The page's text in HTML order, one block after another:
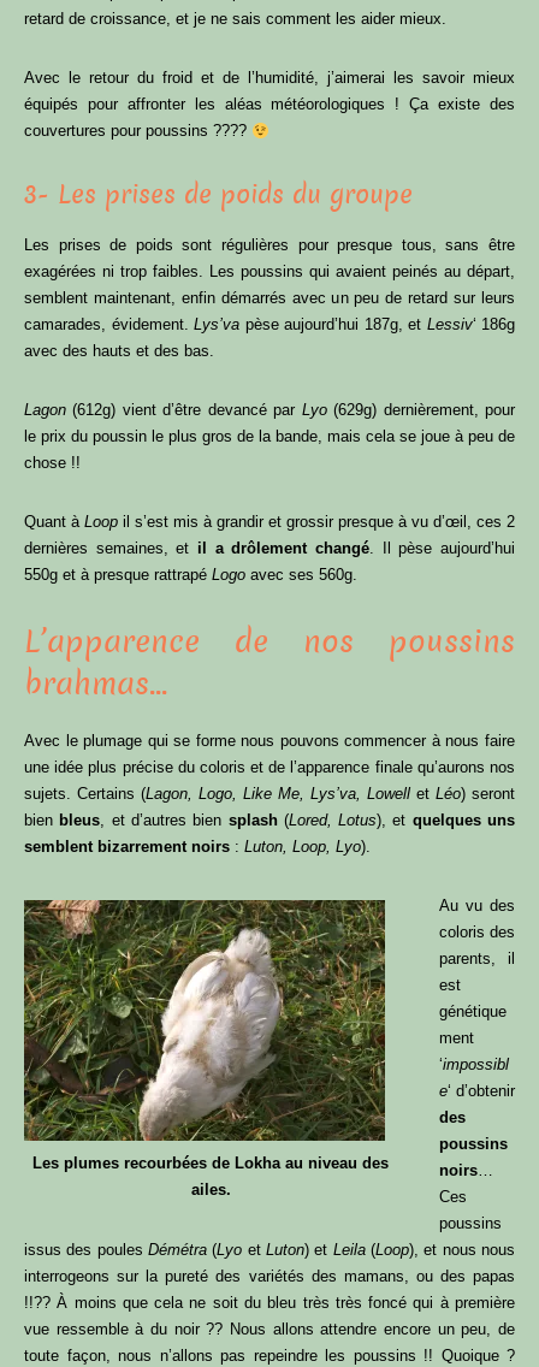
retard de croissance, et je ne sais comment les aider mieux.
Avec le retour du froid et de l’humidité, j’aimerai les savoir mieux
équipés pour affronter les aléas météorologiques ! Ça existe des
couvertures pour poussins ????
3- Les prises de poids du groupe
Les prises de poids sont régulières pour presque tous, sans être
exagérées ni trop faibles. Les poussins qui avaient peinés au départ,
semblent maintenant, enfin démarrés avec un peu de retard sur leurs
camarades, évidement. Lys’va pèse aujourd’hui 187g, et Lessiv‘ 186g
avec des hauts et des bas.
Lagon(612g) vient d’être devancé par Lyo(629g) dernièrement, pour
le prix du poussin le plus gros de la bande, mais cela se joue à peu de
chose !!
Quant à Loop il s’est mis à grandir et grossir presque à vu d’œil, ces 2
dernières semaines, et il a drôlement changé . Il pèse aujourd’hui
550g et à presque rattrapé Logo avec ses 560g.
L’apparence de nos poussins
brahmas…
Avec le plumage qui se forme nous pouvons commencer à nous faire
une idée plus précise du coloris et de l’apparence finale qu’aurons nos
sujets. Certains (Lagon, Logo, Like Me, Lys’va, Lowell et Léo) seront
bien bleus, et d’autres bien splash(Lored, Lotus), et quelques uns
semblent bizarrement noirs : Luton, Loop, Lyo).
Les plumes recourbées de Lokha au niveau des
ailes.
Au vu des
coloris des
parents, il
est
génétique
ment
‘impossibl
e‘ d’obtenir
des
poussins
noirs…
Ces
poussins
issus des poules Démétra (Lyo etLuton) et Leila(Loop), et nous nous
interrogeons sur la pureté des variétés des mamans, ou des papas
!!?? À moins que cela ne soit du bleu très très foncé qui à première
vue ressemble à du noir ?? Nous allons attendre encore un peu, de
toute façon, nous n’allons pas repeindre les poussins !! Quoique ?